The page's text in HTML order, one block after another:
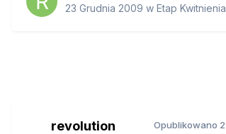
23 Grudnia 2009 w Etap
revolution Opublikowano